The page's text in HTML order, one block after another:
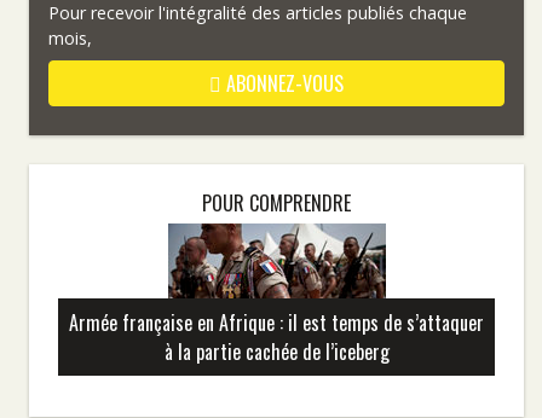
Pour recevoir l'intégralité des articles publiés chaque
mois,
ABONNEZ-VOUS
POUR COMPRENDRE
Armée française en Afrique : il est temps de s’attaquer
à la partie cachée de l’iceberg